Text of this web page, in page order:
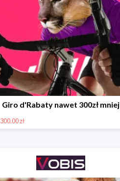
Giro d'Rabaty nawet 300zł mniej
300.00 zł